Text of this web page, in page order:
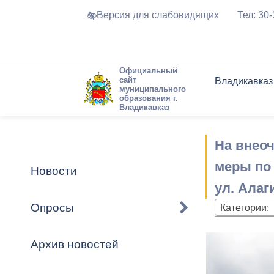
Версия для слабовидящих Тел:
Официальный
сайт
муниципального
образования г.
Владикавказ
Владикавказ
Устав
Города-
Торги и
Программа
Формы
Обратная
Комиссии
График
Новостная
Актуально
Новости
Опросы
Архив новостей
На
меры по
ул.
Категории: